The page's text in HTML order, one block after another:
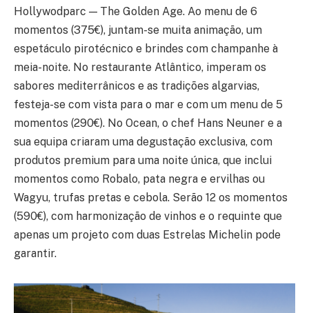
Hollywodparc — The Golden Age. Ao menu de 6
momentos (375€), juntam-se muita animação, um
espetáculo pirotécnico e brindes com champanhe à
meia-noite. No restaurante Atlântico, imperam os
sabores mediterrânicos e as tradições algarvias,
festeja-se com vista para o mar e com um menu de 5
momentos (290€). No Ocean, o chef Hans Neuner e a
sua equipa criaram uma degustação exclusiva, com
produtos premium para uma noite única, que inclui
momentos como Robalo, pata negra e ervilhas ou
Wagyu, trufas pretas e cebola. Serão 12 os momentos
(590€), com harmonização de vinhos e o requinte que
apenas um projeto com duas Estrelas Michelin pode
garantir.